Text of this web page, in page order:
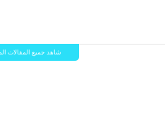
شاهد جميع المقالات